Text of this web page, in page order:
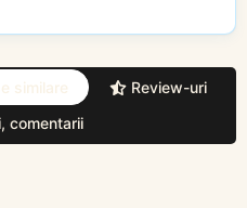
similare
Review-uri
comentarii